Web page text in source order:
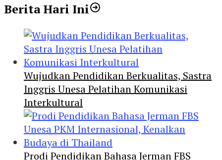
Berita Hari Ini
Wujudkan Pendidikan Berkualitas, Sastra
Inggris Unesa Pelatihan Komunikasi
Interkultural
Prodi Pendidikan Bahasa Jerman FBS